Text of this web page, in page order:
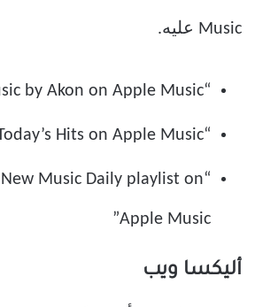
Music عليه.
“Alexa, play music by Akon on Apple Music”
“Alexa, play Today’s Hits on Apple Music”
New Music Daily playlist on
Apple Music”
أليكسا ويب